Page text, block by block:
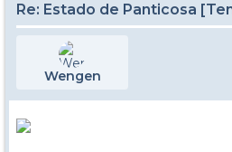
Re: Estado de Panticosa
Wengen